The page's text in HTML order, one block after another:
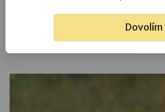
Pěstounství
Dovolím